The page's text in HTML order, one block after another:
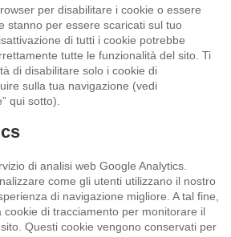
per disabilitare i cookie o essere
stanno per essere scaricati sul tuo
di tutti i cookie potrebbe
tutte le funzionalità del sito. Ti
di disabilitare solo i cookie di
sulla tua navigazione (vedi
qui sotto).
di analisi web Google Analytics.
come gli utenti utilizzano il nostro
di navigazione migliore. A tal fine,
cookie di tracciamento per monitorare il
Questi cookie vengono conservati per